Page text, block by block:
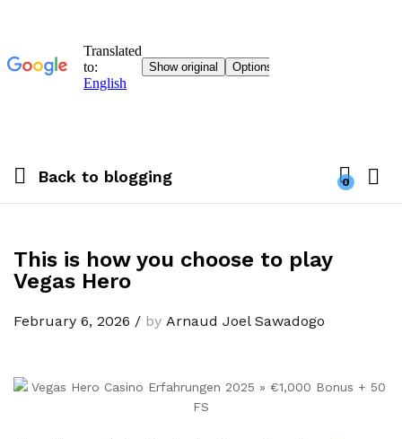
Back to blogging 0
This is how you choose to play
Vegas Hero
February 6, 2026 / by Arnaud Joel Sawadogo